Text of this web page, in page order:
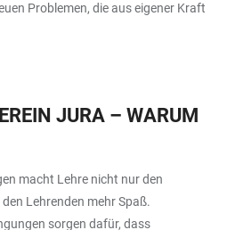
Problemen, die aus eigener Kraft
JURA – WARUM
macht Lehre nicht nur den
Lehrenden mehr Spaß.
sorgen dafür, dass